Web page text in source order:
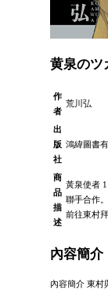
黄泉のツ
作
者
荒川弘
出
版
社
鴻緯圖書
商
品
描
述
黃泉使者
聯手合作
前往東村
內容簡介
內容簡介 東村